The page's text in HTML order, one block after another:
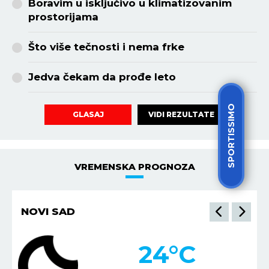
SPORTISSIMO
Boravim u isključivo u klimatizovanim
prostorijama
Što više tečnosti i nema frke
Jedva čekam da prođe leto
GLASAJ VIDI REZULTATE
VREMENSKA PROGNOZA
NIŠ
22°C